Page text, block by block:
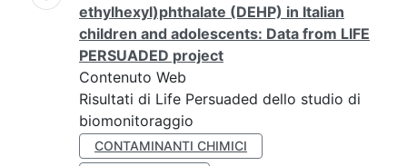
ethylhexyl)phthalate (DEHP) in Italian
children and adolescents: Data from LIFE
PERSUADED project
Contenuto Web
Risultati di Life Persuaded dello studio di
biomonitoraggio
CONTAMINANTI CHIMICI